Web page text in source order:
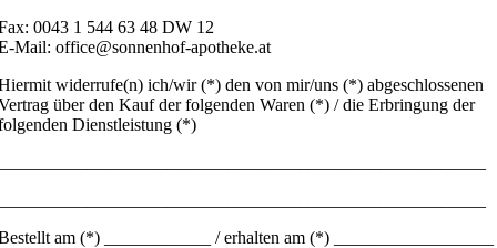
0043 1 544 63 48 DW 12
Mail: office@sonnenhof-apotheke.at
widerrufe(n) ich/wir (*) den von mir/uns (*) abgeschlossenen
über den Kauf der folgenden Waren (*) / die Erbringung der
Dienstleistung (*)
am (*) ____________ / erhalten am (*) __________________